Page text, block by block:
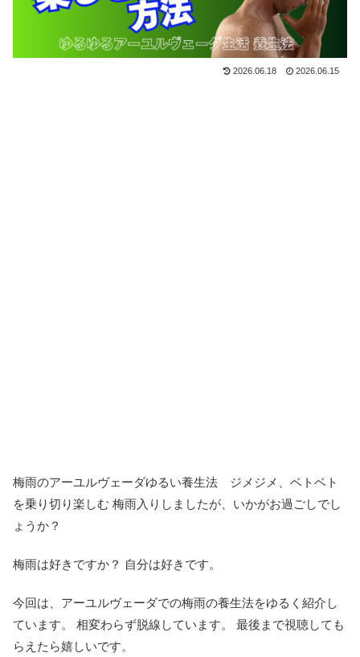
2026.06.18 2026.06.15
梅雨のアーユルヴェーダゆるい養生法 ジメジメ、ベトベト
を乗り切り楽しむ 梅雨入りしましたが、いかがお過ごしでし
ょうか？
梅雨は好きですか？ 自分は好きです。
今回は、アーユルヴェーダでの梅雨の養生法をゆるく紹介し
ています。 相変わらず脱線しています。 最後まで視聴しても
らえたら嬉しいです。